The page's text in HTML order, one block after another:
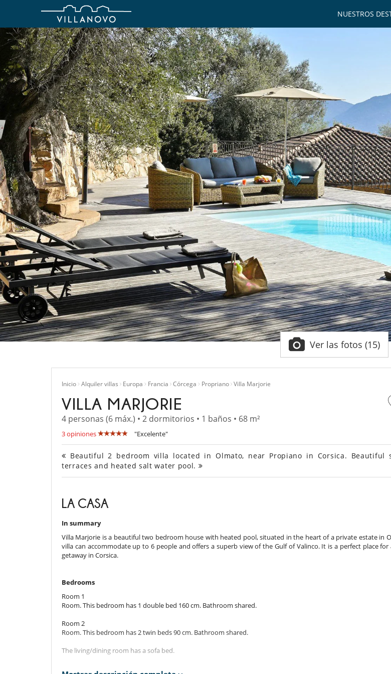
NUESTROS
Ver las fotos (15)
Inicio Alquiler villas Europa Francia Córcega Propriano Villa Marjorie
VILLA MARJORIE
4 personas (6 máx.) • 2 dormitorios • 1 baños • 68 m²
3 opiniones "Excelente"
Beautiful 2 bedroom villa located in Olmato, near Propiano in Corsica. Beautiful
terraces and heated salt water pool.
LA CASA
In summary
Villa Marjorie is a beautiful two bedroom house with heated pool, situated in the heart of a private estate in
villa can accommodate up to 6 people and offers a superb view of the Gulf of Valinco. It is a perfect place for
getaway in Corsica.
Bedrooms
Room 1
Room. This bedroom has 1 double bed 160 cm. Bathroom shared.
Room 2
Room. This bedroom has 2 twin beds 90 cm. Bathroom shared.
The living/dining room has a sofa bed.